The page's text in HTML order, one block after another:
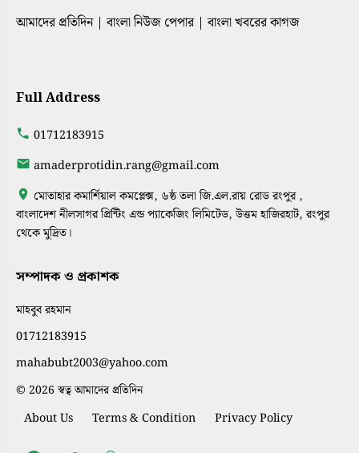
আমাদের প্রতিদিন | বাংলা নিউজ পেপার | বাংলা খবরের কাগজ
Full Address
01712183915
amaderprotidin.rang@gmail.com
মোতাহার কমার্শিয়াল কমপ্লেক্স, ৬ষ্ঠ তলা জি.এল.রায় রোড রংপুর ,
বাংলাদেশ নীলসাগর প্রিন্টিং এন্ড প্যাকেজিং লিমিটেড, উত্তম হাজিরহাট, রংপুর
থেকে মুদ্রিত।
সম্পাদক ও প্রকাশক
মাহবুব রহমান
01712183915
mahabubt2003@yahoo.com
© 2026 স্বত্ব আমাদের প্রতিদিন
About Us Terms & Condition Privacy Policy